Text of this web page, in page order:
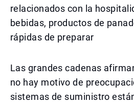
relacionados con la
bebidas, productos de
rápidas de preparar
Las grandes cadenas
no hay motivo de
sistemas de suministro